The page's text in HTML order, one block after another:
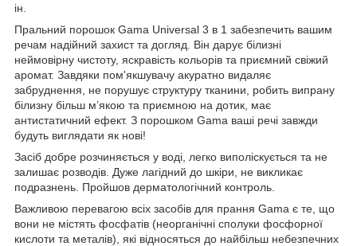
ін.
Пральний порошок Gama Universal 3 в 1 забезпечить вашим
речам надійний захист та догляд. Він дарує білизні
неймовірну чистоту, яскравість кольорів та приємний свіжий
аромат. Завдяки пом'якшувачу акуратно видаляє
забруднення, не порушує структуру тканини, робить випрану
білизну більш м’якою та приємною на дотик, має
антистатичний ефект. З порошком Gama ваші речі завжди
будуть виглядати як нові!
Засіб добре розчиняється у воді, легко виполіскується та не
залишає розводів. Дуже лагідний до шкіри, не викликає
подразнень. Пройшов дерматологічний контроль.
Важливою перевагою всіх засобів для прання Gama є те, що
вони не містять фосфатів (неорганічні сполуки фосфорної
кислоти та металів), які відносяться до найбільш небезпечних